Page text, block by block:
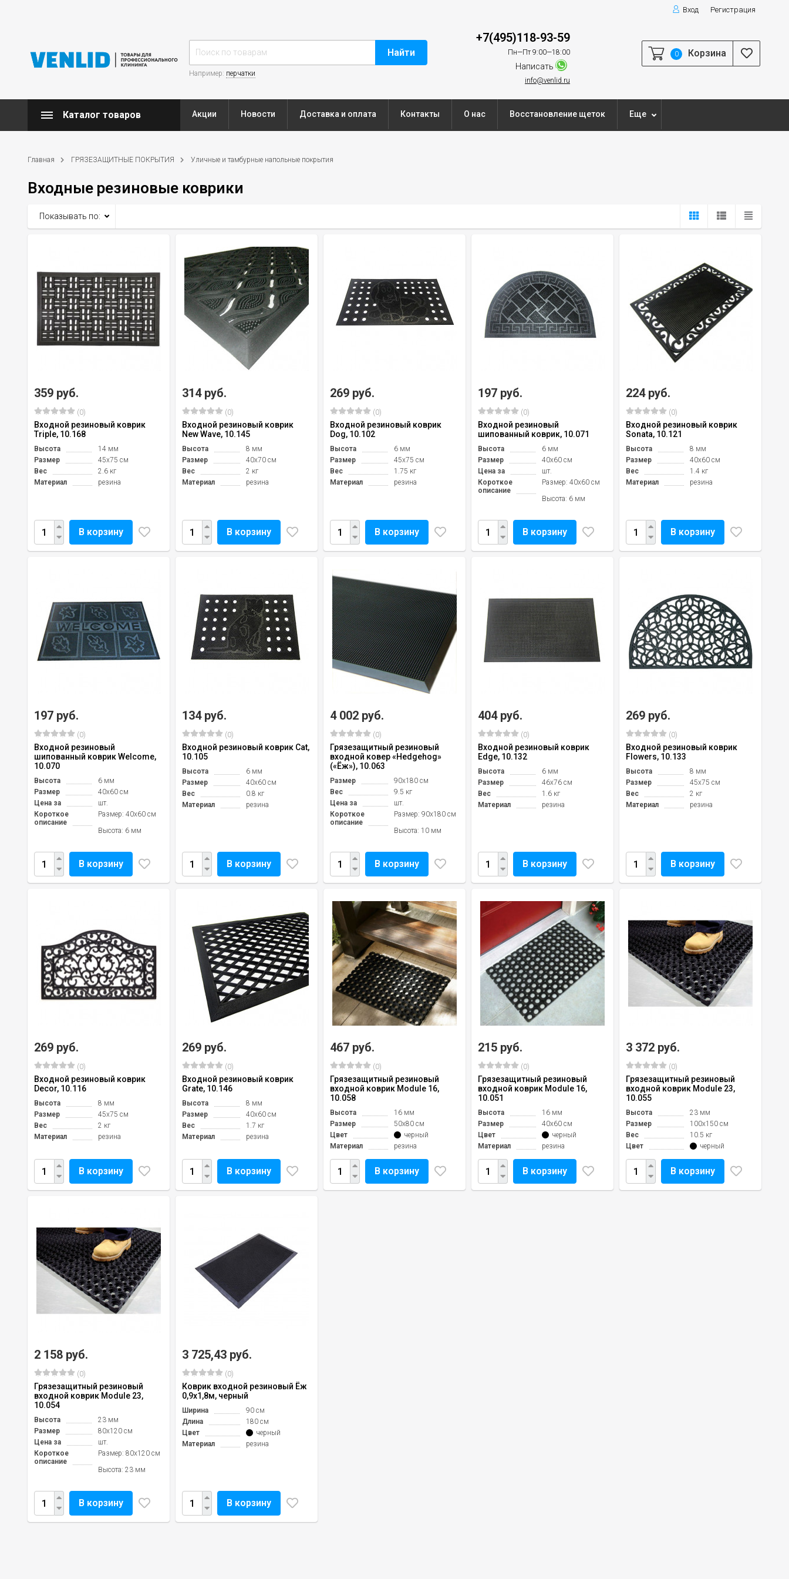
Вход Регистрация
Найти
Например: перчатки
+7(495)118-93-59
Пн—Пт 9:00—18:00
Написать
info@venlid.ru
0 Корзина
Каталог товаров Акции Новости Доставка и оплата Контакты О нас Восстановление щеток Еще
Главная ГРЯЗЕЗАЩИТНЫЕ ПОКРЫТИЯ Уличные и тамбурные напольные покрытия
Входные резиновые коврики
Показывать по:
359 руб.
(0)
Входной резиновый коврик
Triple, 10.168
Высота
14 мм
Размер
45х75 см
Вес
2.6 кг
Материал
резина
В корзину
314 руб.
(0)
Входной резиновый коврик
New Wave, 10.145
Высота
8 мм
Размер
40х70 см
Вес
2 кг
Материал
резина
В корзину
269 руб.
(0)
Входной резиновый коврик
Dog, 10.102
Высота
6 мм
Размер
45х75 см
Вес
1.75 кг
Материал
резина
В корзину
197 руб.
(0)
Входной резиновый
шипованный коврик, 10.071
Высота
6 мм
Размер
40x60 см
Цена за
шт.
Короткое
описание
Размер: 40x60 см
Высота: 6 мм
В корзину
224 руб.
(0)
Входной резиновый коврик
Sonata, 10.121
Высота
8 мм
Размер
40х60 см
Вес
1.4 кг
Материал
резина
В корзину
197 руб.
(0)
Входной резиновый
шипованный коврик Welcome,
10.070
Высота
6 мм
Размер
40x60 см
Цена за
шт.
Короткое
описание
Размер: 40x60 см
Высота: 6 мм
В корзину
134 руб.
(0)
Входной резиновый коврик Cat,
10.105
Высота
6 мм
Размер
40х60 см
Вес
0.8 кг
Материал
резина
В корзину
4 002 руб.
(0)
Грязезащитный резиновый
входной ковер «Hedgehog»
(«Ёж»), 10.063
Размер
90х180 см
Вес
9.5 кг
Цена за
шт.
Короткое
описание
Размер: 90х180 см
Высота: 10 мм
В корзину
404 руб.
(0)
Входной резиновый коврик
Edge, 10.132
Высота
6 мм
Размер
46х76 см
Вес
1.6 кг
Материал
резина
В корзину
269 руб.
(0)
Входной резиновый коврик
Flowers, 10.133
Высота
8 мм
Размер
45х75 см
Вес
2 кг
Материал
резина
В корзину
269 руб.
(0)
Входной резиновый коврик
Decor, 10.116
Высота
8 мм
Размер
45х75 см
Вес
2 кг
Материал
резина
В корзину
269 руб.
(0)
Входной резиновый коврик
Grate, 10.146
Высота
8 мм
Размер
40х60 см
Вес
1.7 кг
Материал
резина
В корзину
467 руб.
(0)
Грязезащитный резиновый
входной коврик Module 16,
10.058
Высота
16 мм
Размер
50х80 см
Цвет
черный
Материал
резина
В корзину
215 руб.
(0)
Грязезащитный резиновый
входной коврик Module 16,
10.051
Высота
16 мм
Размер
40х60 см
Цвет
черный
Материал
резина
В корзину
3 372 руб.
(0)
Грязезащитный резиновый
входной коврик Module 23,
10.055
Высота
23 мм
Размер
100х150 см
Вес
10.5 кг
Цвет
черный
В корзину
2 158 руб.
(0)
Грязезащитный резиновый
входной коврик Module 23,
10.054
Высота
23 мм
Размер
80х120 см
Цена за
шт.
Короткое
описание
Размер: 80х120 см
Высота: 23 мм
В корзину
3 725,43 руб.
(0)
Коврик входной резиновый Ёж
0,9х1,8м, черный
Ширина
90 см
Длина
180 см
Цвет
черный
Материал
резина
В корзину